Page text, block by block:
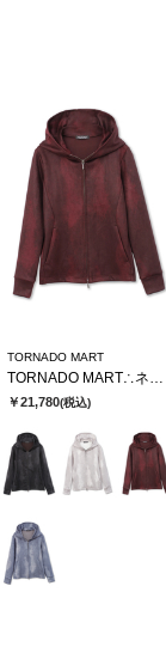
TORNADO MART
￥21,780(税込)